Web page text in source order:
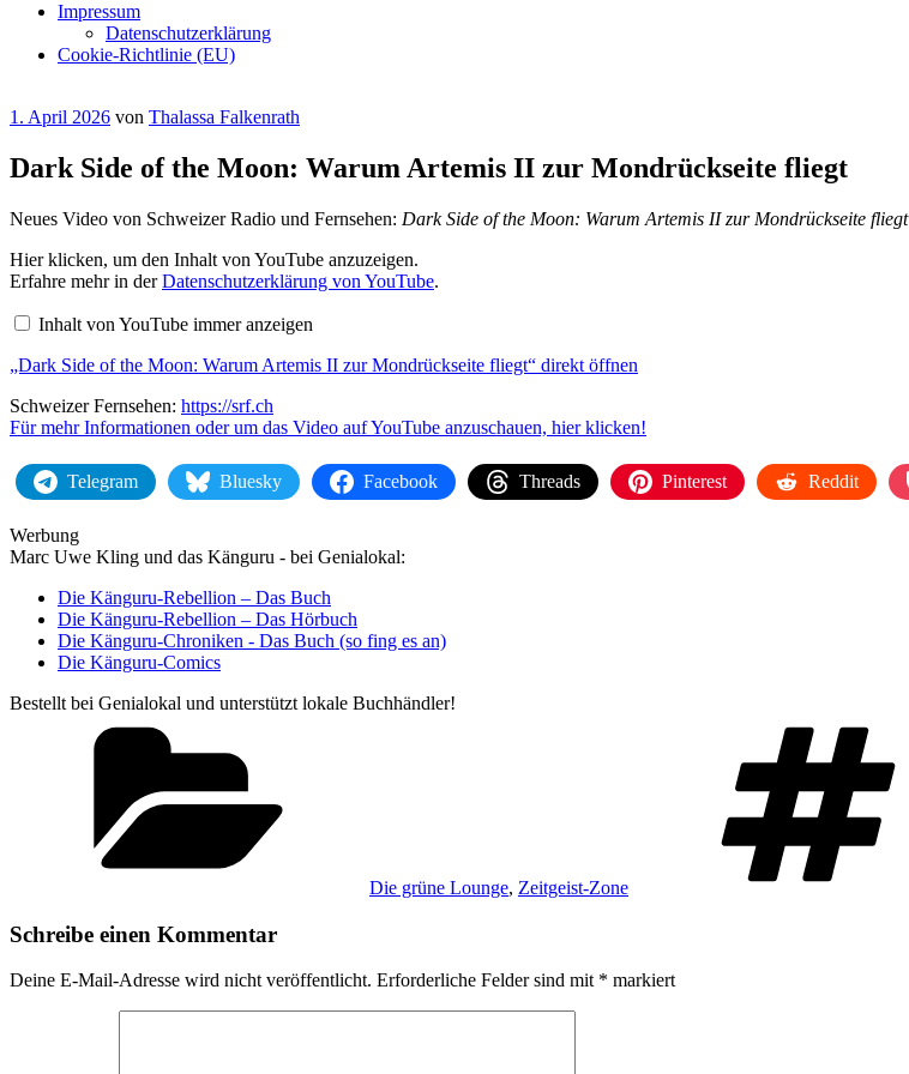
Impressum
Datenschutzerklärung
Cookie-Richtlinie (EU)
Veröffentlicht
1. April 2026 von Thalassa Falkenrath
Dark Side of the Moon: Warum Artemis II zur Mondrückseite fliegt
Neues Video von Schweizer Radio und Fernsehen: Dark Side of the Moon: Warum Artemis II zur Mondrückseite fliegt
„Dark
Side
of
Moon:
Artemis
zur
Mondrückseite
fliegt“
YouTube
anzeigen
Hier klicken, um den Inhalt von YouTube anzuzeigen.
Erfahre mehr in derDatenschutzerklärung von YouTube.
Inhalt von YouTube immer anzeigen
„Dark Side of the Moon: Warum Artemis II zur Mondrückseite fliegt“ direkt öffnen
Schweizer Fernsehen: https://srf.ch
Für mehr Informationen oder um das Video auf YouTube anzuschauen, hier klicken!
Telegram Bluesky Facebook Threads Pinterest Reddit
Werbung
Marc Uwe Kling und das Känguru - bei Genialokal:
Die Känguru-Rebellion – Das Buch
Die Känguru-Rebellion – Das Hörbuch
Die Känguru-Chroniken - Das Buch (so fing es an)
Die Känguru-Comics
Bestellt bei Genialokal und unterstützt lokale Buchhändler!
Die grüne Lounge, Zeitgeist-Zone
Schreibe einen Kommentar
Deine E-Mail-Adresse wird nicht veröffentlicht. Erforderliche Felder sind mit * markiert